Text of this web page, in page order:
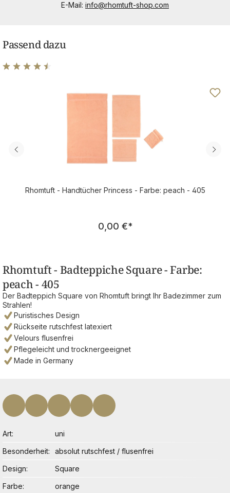
E-Mail: info@rhomtuft-shop.com
Passend dazu
Rhomtuft - Handtücher Princess - Farbe: peach - 405
Regulärer Preis:
0,00 €*
Rhomtuft - Badteppiche Square - Farbe:
peach - 405
Der Badteppich Square von Rhomtuft bringt Ihr Badezimmer zum
Strahlen!
Puristisches Design
Rückseite rutschfest latexiert
Velours flusenfrei
Pflegeleicht und trocknergeeignet
Made in Germany
Art
uni
Besonderheit
absolut rutschfest / flusenfrei
Design
Square
Farbe
orange